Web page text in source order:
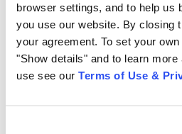
browser settings, and to help us
you use our website. By closing
your agreement. To set your
"Show details" and to learn
use see our Terms of Use &
Apesar de usarem
documentos há muitos anos,
pelas empresas para obter
eficiente ainda não foi
RPA, e OCR, consideradas